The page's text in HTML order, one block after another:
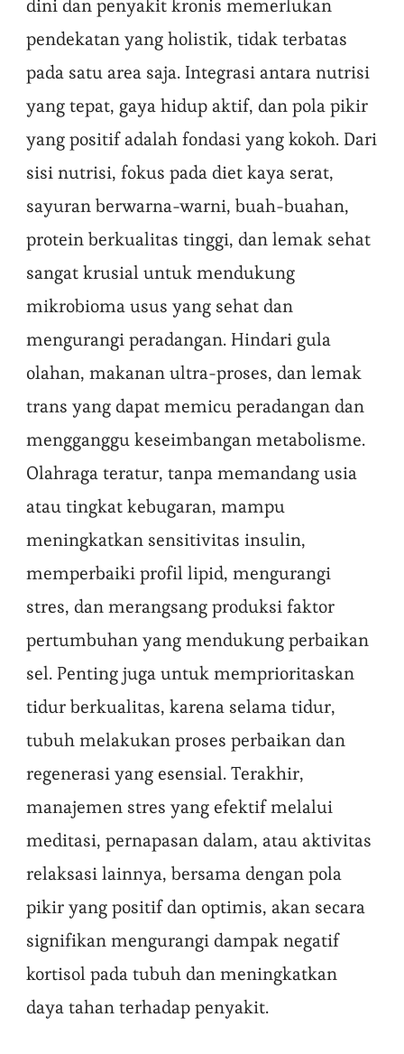
dini dan penyakit kronis memerlukan
pendekatan yang holistik, tidak terbatas
pada satu area saja. Integrasi antara nutrisi
yang tepat, gaya hidup aktif, dan pola pikir
yang positif adalah fondasi yang kokoh. Dari
sisi nutrisi, fokus pada diet kaya serat,
sayuran berwarna-warni, buah-buahan,
protein berkualitas tinggi, dan lemak sehat
sangat krusial untuk mendukung
mikrobioma usus yang sehat dan
mengurangi peradangan. Hindari gula
olahan, makanan ultra-proses, dan lemak
trans yang dapat memicu peradangan dan
mengganggu keseimbangan metabolisme.
Olahraga teratur, tanpa memandang usia
atau tingkat kebugaran, mampu
meningkatkan sensitivitas insulin,
memperbaiki profil lipid, mengurangi
stres, dan merangsang produksi faktor
pertumbuhan yang mendukung perbaikan
sel. Penting juga untuk memprioritaskan
tidur berkualitas, karena selama tidur,
tubuh melakukan proses perbaikan dan
regenerasi yang esensial. Terakhir,
manajemen stres yang efektif melalui
meditasi, pernapasan dalam, atau aktivitas
relaksasi lainnya, bersama dengan pola
pikir yang positif dan optimis, akan secara
signifikan mengurangi dampak negatif
kortisol pada tubuh dan meningkatkan
daya tahan terhadap penyakit.